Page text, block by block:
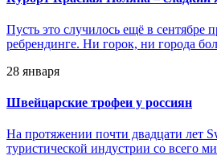
Пусть это случилось ещё в
ребрендинге. Ни горок, ни города
28 января
Швейцарские трофеи у россиян
На протяжении почти двадцати лет
туристической индустрии со всего